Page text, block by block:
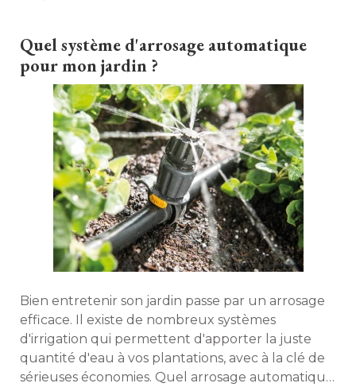
Quel système d'arrosage automatique
pour mon jardin ?
Bien entretenir son jardin passe par un arrosage
efficace. Il existe de nombreux systèmes
d'irrigation qui permettent d'apporter la juste
quantité d'eau à vos plantations, avec à la clé de
sérieuses économies. Quel arrosage automatique